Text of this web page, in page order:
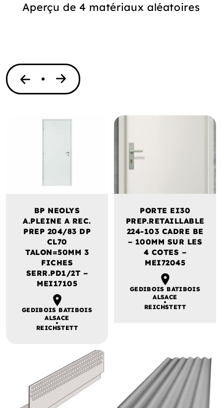
Aperçu de 4 matériaux aléatoires
BP NEOLYS
A.PLEINE A REC.
PREP 204/83 DP
CL70
TALON=50MM 3
FICHES
SERR.PD1/2T –
MEI17105
GEDIBOIS BATIBOIS
ALSACE
REICHSTETT
PORTE EI30
PREP.RETAILLABLE
224-103 CADRE BE
– 100MM SUR LES
4 COTES –
MEI72045
GEDIBOIS BATIBOIS
ALSACE
REICHSTETT